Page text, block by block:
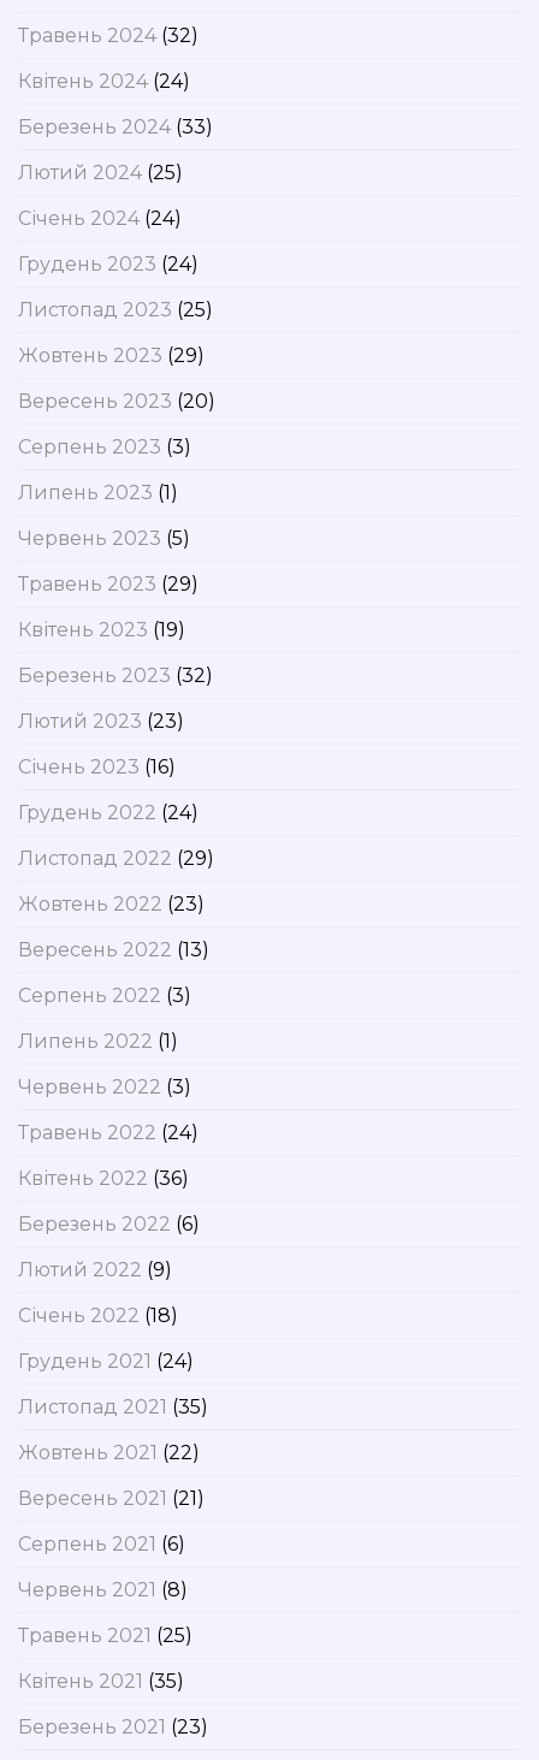
Травень 2024(32)
Квітень 2024(24)
Березень 2024(33)
Лютий 2024(25)
Січень 2024(24)
Грудень 2023 (24)
Листопад 2023 (25)
Жовтень 2023 (29)
Вересень 2023 (20)
Серпень 2023 (3)
Липень 2023 (1)
Червень 2023 (5)
Травень 2023 (29)
Квітень 2023 (19)
Березень 2023 (32)
Лютий 2023 (23)
Січень 2023 (16)
Грудень 2022 (24)
Листопад 2022 (29)
Жовтень 2022 (23)
Вересень 2022 (13)
Серпень 2022 (3)
Липень 2022 (1)
Червень 2022 (3)
Травень 2022 (24)
Квітень 2022 (36)
Березень 2022 (6)
Лютий 2022 (9)
Січень 2022 (18)
Грудень 2021 (24)
Листопад 2021 (35)
Жовтень 2021 (22)
Вересень 2021 (21)
Серпень 2021 (6)
Червень 2021 (8)
Травень 2021 (25)
Квітень 2021 (35)
Березень 2021 (23)